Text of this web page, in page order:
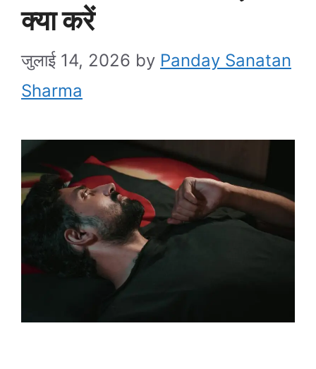
क्या करें
जुलाई 14, 2026 by Panday Sanatan
Sharma